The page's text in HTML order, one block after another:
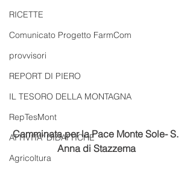
RICETTE
Comunicato Progetto FarmCom
provvisori
REPORT DI PIERO
IL TESORO DELLA MONTAGNA
RepTesMont
ATTIVITA' DIDATTICHE
Agricoltura
Camminata per la Pace Monte Sole- S.
Anna di Stazzema